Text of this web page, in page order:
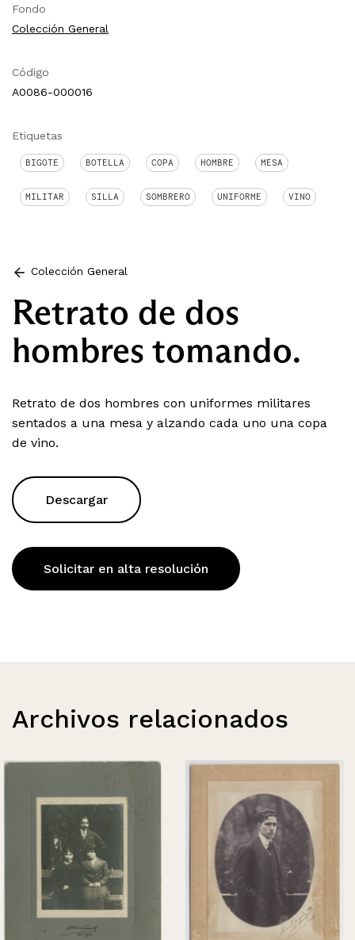
Fondo
Colección General
Código
A0086-000016
Etiquetas
BIGOTE BOTELLA COPA HOMBRE MESA
MILITAR SILLA SOMBRERO UNIFORME VINO
Colección General
Retrato de dos
hombres tomando.
Retrato de dos hombres con uniformes militares
sentados a una mesa y alzando cada uno una copa
de vino.
Descargar
Solicitar en alta resolución
Archivos relacionados